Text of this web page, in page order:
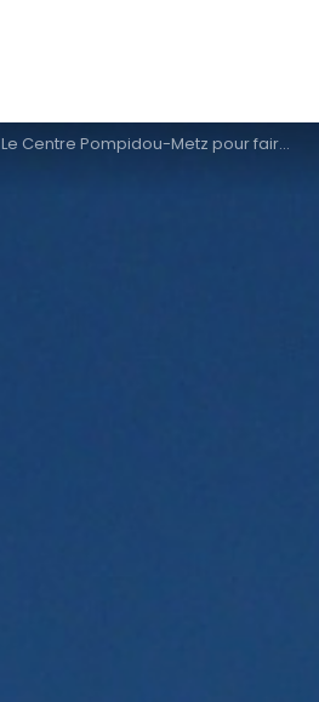
Le Centre Pompidou-Metz pour faire rayonner l’art contemporain en Lorraine